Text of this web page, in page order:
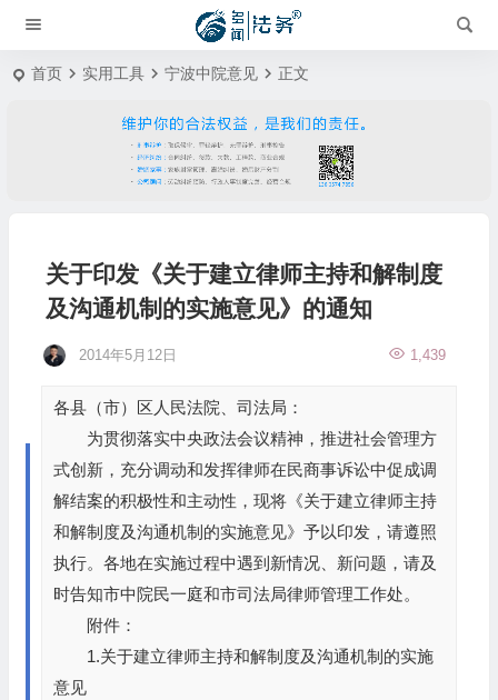
首页 实用工具 宁波中院意见 正文
关于印发《关于建立律师主持和解制度
及沟通机制的实施意见》的通知
2014年5月12日 1,439
各县（市）区人民法院、司法局：
为贯彻落实中央政法会议精神，推进社会管理方
式创新，充分调动和发挥律师在民商事诉讼中促成调
解结案的积极性和主动性，现将《关于建立律师主持
和解制度及沟通机制的实施意见》予以印发，请遵照
执行。各地在实施过程中遇到新情况、新问题，请及
时告知市中院民一庭和市司法局律师管理工作处。
附件：
1.关于建立律师主持和解制度及沟通机制的实施
意见